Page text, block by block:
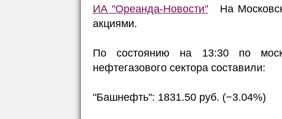
ИА "Ореанда-Новости"На
акциями.
По состоянию на 13:30 по
нефтегазового сектора составили:
"Башнефть": 1831.50 руб. (−3.04%)